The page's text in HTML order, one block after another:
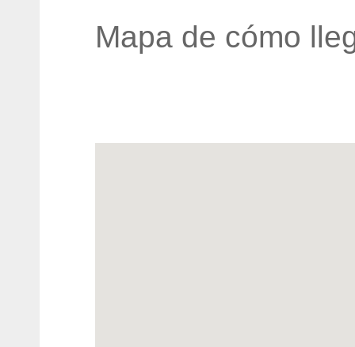
Mapa de cómo